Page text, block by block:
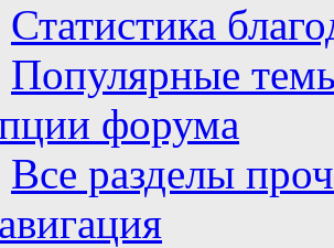
Статистика
Популярные
форума
Все разделы